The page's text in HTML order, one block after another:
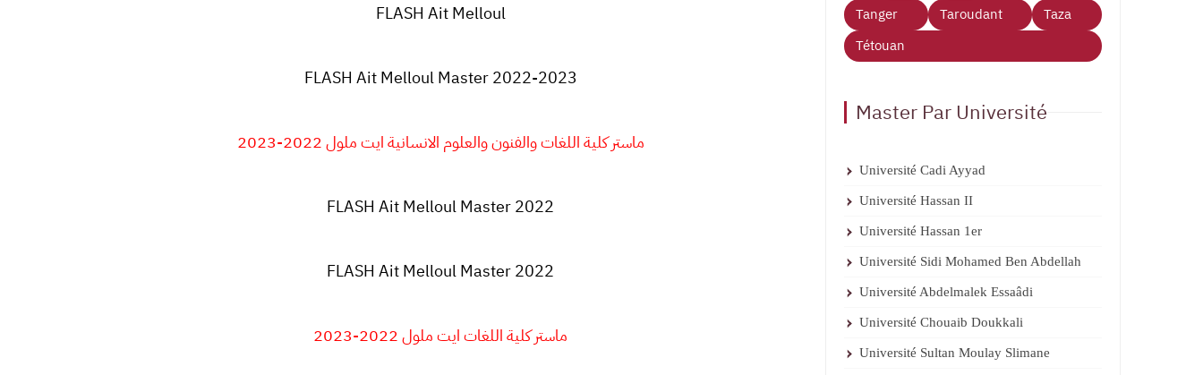
FLASH Ait Melloul
FLASH Ait Melloul Master 2022-2023
ماستر كلية اللغات والفنون والعلوم الانسانية ايت ملول 2022-2023
FLASH Ait Melloul Master 2022
FLASH Ait MelloulMaster 2022
ماستر كلية اللغات ايت ملول 2022-2023
Tanger
Taroudant
Taza
Tétouan
Master Par Université
Université Cadi Ayyad
Université Hassan II
Université Hassan 1er
Université Sidi Mohamed Ben Abdellah
Université Abdelmalek Essaâdi
Université Chouaib Doukkali
Université Sultan Moulay Slimane